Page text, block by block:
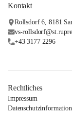
Kontakt
Rollsdorf 6, 8181
vs-
+43 3177 2296
Rechtliches
Impressum